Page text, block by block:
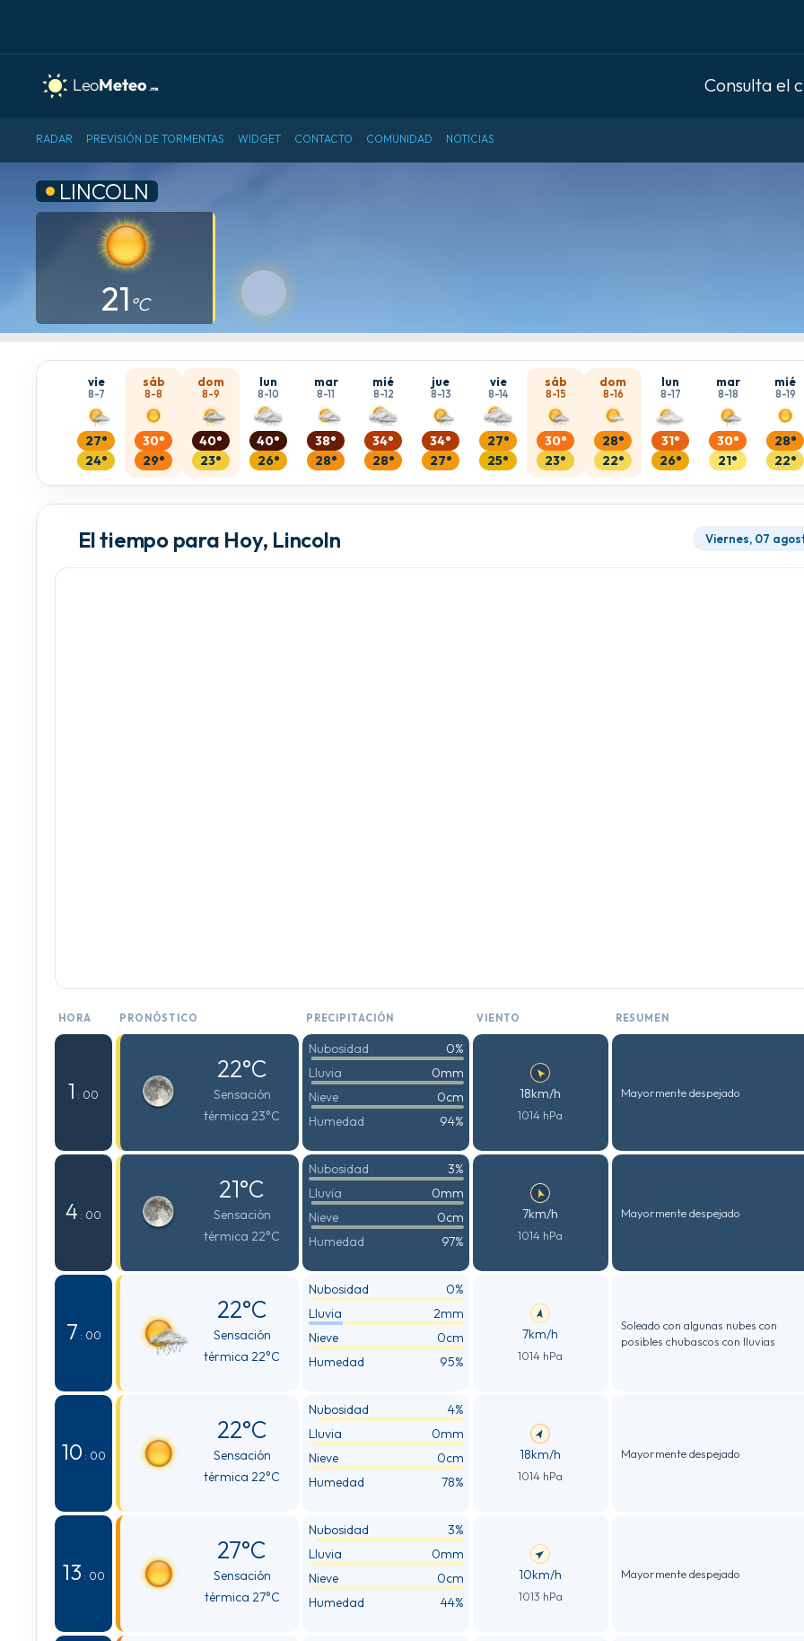
Consulta el
RADAR PREVISIÓN DE TORMENTAS WIDGET CONTACTO COMUNIDAD NOTICIAS
LINCOLN
21 °C
vie
8-7
27°
24°
sáb
8-8
30°
29°
dom
8-9
40°
23°
lun
8-10
40°
26°
mar
8-11
38°
28°
mié
8-12
34°
28°
jue
8-13
34°
27°
vie
8-14
27°
25°
sáb
8-15
30°
23°
dom
8-16
28°
22°
lun
8-17
31°
26°
mar
8-18
30°
21°
mié
8-19
28°
22°
El tiempo para Hoy, Lincoln Viernes, 07
HORA PRONÓSTICO PRECIPITACIÓN VIENTO RESUMEN
1 : 00
22°C
Sensación
térmica 23°C
Nubosidad
0%
Lluvia
0mm
Nieve
0cm
Humedad
94%
18km/h
1014 hPa
Mayormente despejado
4 : 00
21°C
Sensación
térmica 22°C
Nubosidad
3%
Lluvia
0mm
Nieve
0cm
Humedad
97%
7km/h
1014 hPa
Mayormente despejado
7 : 00
22°C
Sensación
térmica 22°C
Nubosidad
0%
Lluvia
2mm
Nieve
0cm
Humedad
95%
7km/h
1014 hPa
Soleado con algunas nubes con
posibles chubascos con lluvias
10 : 00
22°C
Sensación
térmica 22°C
Nubosidad
4%
Lluvia
0mm
Nieve
0cm
Humedad
78%
18km/h
1014 hPa
Mayormente despejado
13 : 00
27°C
Sensación
térmica 27°C
Nubosidad
3%
Lluvia
0mm
Nieve
0cm
Humedad
44%
10km/h
1013 hPa
Mayormente despejado